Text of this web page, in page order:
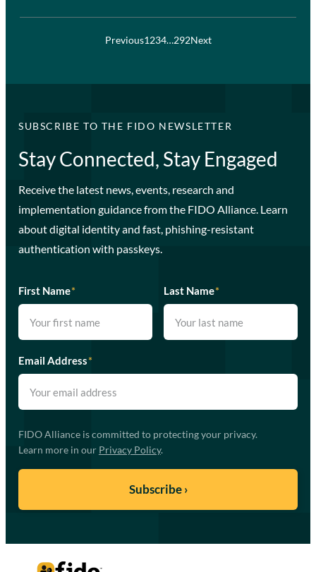
Previous1234…292Next
SUBSCRIBE TO THE FIDO NEWSLETTER
Stay Connected, Stay Engaged
Receive the latest news, events, research and
implementation guidance from the FIDO Alliance. Learn
about digital identity and fast, phishing-resistant
authentication with passkeys.
First Name* Last Name*
Email Address*
FIDO Alliance is committed to protecting your privacy.
Learn more in our Privacy Policy.